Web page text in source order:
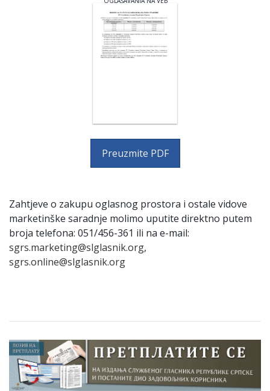
Preuzmite PDF
Zahtјeve o zakupu oglasnog prostora i ostale vidove
marketinške saradnje molimo uputite direktno putem
broјa telefona: 051/456-361 ili na e-mail:
sgrs.marketing@slglasnik.org,
sgrs.online@slglasnik.org